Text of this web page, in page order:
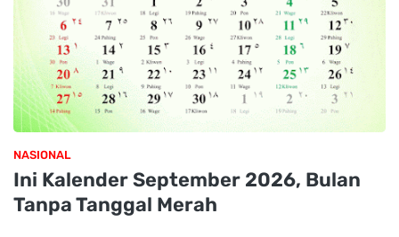
NASIONAL
Ini Kalender September 2026, Bulan
Tanpa Tanggal Merah